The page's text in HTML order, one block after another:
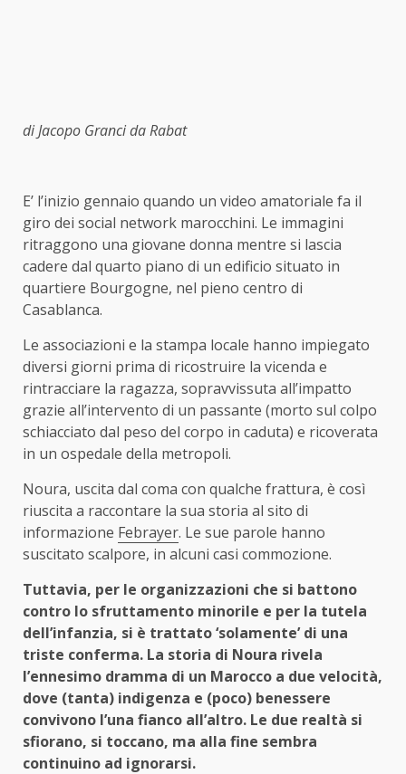
di Jacopo Granci da Rabat
E’ l’inizio gennaio quando un video amatoriale fa il
giro dei social network marocchini. Le immagini
ritraggono una giovane donna mentre si lascia
cadere dal quarto piano di un edificio situato in
quartiere Bourgogne, nel pieno centro di
Casablanca.
Le associazioni e la stampa locale hanno impiegato
diversi giorni prima di ricostruire la vicenda e
rintracciare la ragazza, sopravvissuta all’impatto
grazie all’intervento di un passante (morto sul colpo
schiacciato dal peso del corpo in caduta) e ricoverata
in un ospedale della metropoli.
Noura, uscita dal coma con qualche frattura, è così
riuscita a raccontare la sua storia al sito di
informazione Febrayer. Le sue parole hanno
suscitato scalpore, in alcuni casi commozione.
Tuttavia, per le organizzazioni che si battono
contro lo sfruttamento minorile e per la tutela
dell’infanzia, si è trattato ‘solamente’ di una
triste conferma. La storia di Noura rivela
l’ennesimo dramma di un Marocco a due velocità,
dove (tanta) indigenza e (poco) benessere
convivono l’una fianco all’altro. Le due realtà si
sfiorano, si toccano, ma alla fine sembra
continuino ad ignorarsi.